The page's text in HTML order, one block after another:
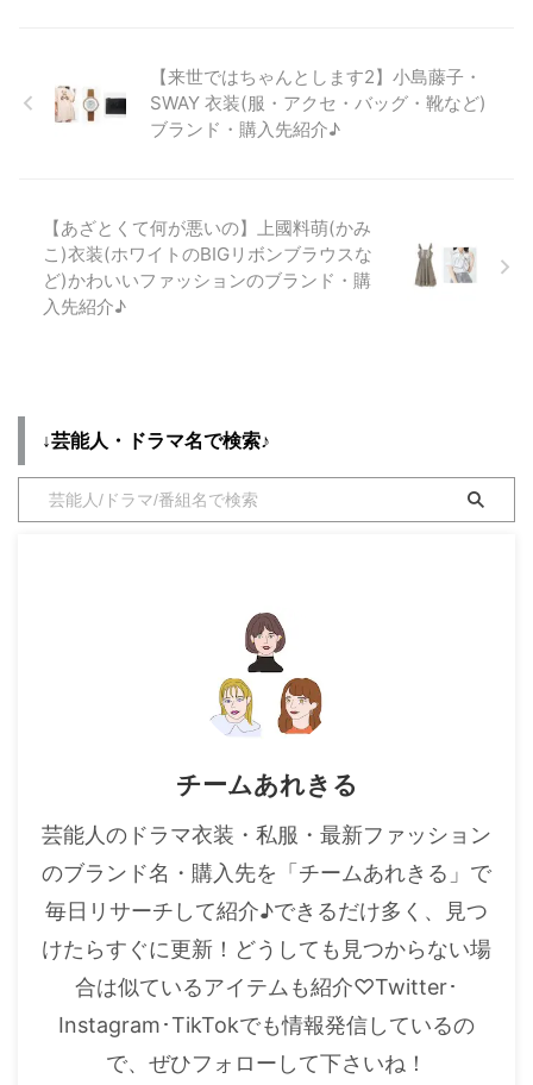
【アメトーーク! 家電芸人】 ア
メトーーーーーーーーーーーク!
年末5時間40分SP⭐️ ③家電芸人
んまvs売れっ子若手芸人#アメト
ーーク大賞涙のグランプリ受賞
は？
pic.twitter.com/UwcVD0xi62 —
アメトーーク！（テレビ朝日公
本日の「アメトーーク！」は、光
浦さんが大好きなお友達に留学を
見送ってもらう企画『いってらっ
しゃい光浦さん』🤩 こんな企画
した！しかもタイトルも😆 ご協
力いただいた皆様に大感謝です
🇨🇦 https://t.co/exKwSTPYBB
【来世ではちゃんとします2】小島藤子・
SWAY 衣装(服・アクセ・バッグ・靴など)
ブランド・購入先紹介♪
【あざとくて何が悪いの】上國料萌(かみ
こ)衣装(ホワイトのBIGリボンブラウスな
ど)かわいいファッションのブランド・購
入先紹介♪
↓芸能人・ドラマ名で検索♪
チームあれきる
芸能人のドラマ衣装・私服・最新ファッション
のブランド名・購入先を「チームあれきる」で
毎日リサーチして紹介♪できるだけ多く、見つ
けたらすぐに更新！どうしても見つからない場
合は似ているアイテムも紹介♡Twitter･
Instagram･TikTokでも情報発信しているの
で、ぜひフォローして下さいね！